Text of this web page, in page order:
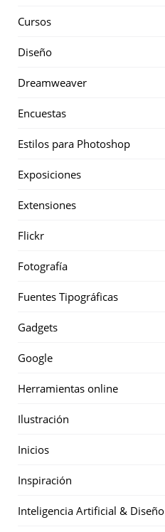
Cursos
Diseño
Dreamweaver
Encuestas
Estilos para Photoshop
Exposiciones
Extensiones
Flickr
Fotografía
Fuentes Tipográficas
Gadgets
Google
Herramientas online
Ilustración
Inicios
Inspiración
Inteligencia Artificial & Diseño